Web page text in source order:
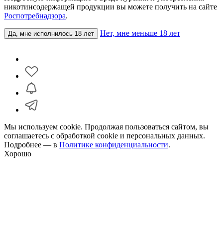
никотинсодержащей продукции вы можете получить на сайте
Роспотребнадзора.
Да, мне исполнилось 18 лет Нет, мне меньше 18 лет
Мы используем cookie. Продолжая пользоваться сайтом, вы
соглашаетесь с обработкой cookie и персональных данных.
Подробнее — в Политике конфиденциальности.
Хорошо